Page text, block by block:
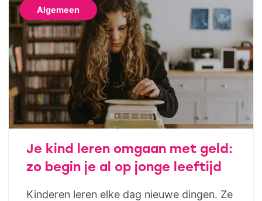
Algemeen
Je kind leren omgaan met geld:
zo begin je al op jonge leeftijd
Kinderen leren elke dag nieuwe dingen. Ze